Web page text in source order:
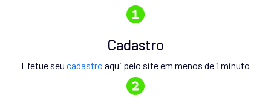
Cadastro
Efetue seu cadastro aqui pelo site em menos de 1 minuto